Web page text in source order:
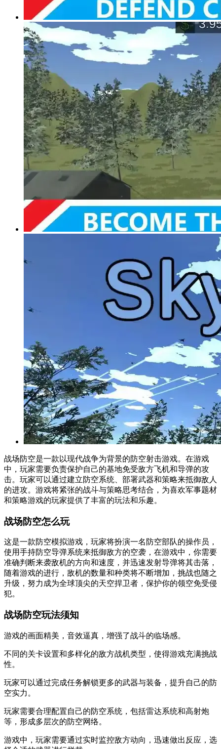
战场防空是一款以现代战争为背景的防空射击游戏。在游戏
中，玩家需要负责保护自己的基地免受敌方飞机和导弹的攻
击。玩家可以通过建立防空系统、部署武器和策略来抵御敌人
的进攻。游戏将紧张的战斗与策略思考结合，为喜欢军事题材
和策略游戏的玩家提供了丰富的玩法和乐趣。
战场防空怎么玩
这是一款防空模拟游戏，玩家将扮演一名防空部队的操作员，
使用手持防空导弹系统来抵御敌方的空袭，在游戏中，你需要
准确判断来袭敌机的方向和速度，并迅速发射导弹将其击落，
随着游戏的进行，敌机的数量和种类将不断增加，挑战也随之
升级，努力成为全球顶尖的天空捍卫者，保护你的领空免受侵
犯。
战场防空玩法须知
游戏的画面精美，音效逼真，增强了战斗的临场感。
不同的关卡设置和多样化的敌方战机类型，使得游戏充满挑战
性。
玩家可以通过完成任务解锁更多的武器与装备，提升自己的防
空实力。
玩家需要合理配置自己的防空系统，包括雷达系统和高射炮
等，形成多层次的防空网络。
游戏中，玩家需要通过实时监控敌方动向，迅速做出反应，选